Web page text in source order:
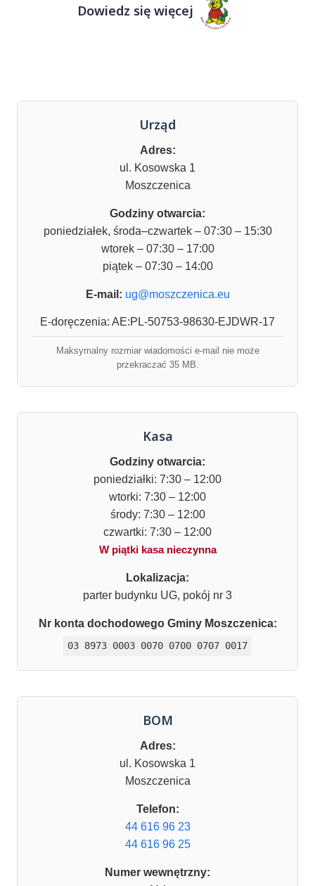
Dowiedz się więcej
Urząd
Adres:
ul. Kosowska 1
Moszczenica
Godziny otwarcia:
poniedziałek, środa–czwartek – 07:30 – 15:30
wtorek – 07:30 – 17:00
piątek – 07:30 – 14:00
E-mail: ug@moszczenica.eu
E-doręczenia: AE:PL-50753-98630-EJDWR-17
Maksymalny rozmiar wiadomości e-mail nie może
przekraczać 35 MB.
Kasa
Godziny otwarcia:
poniedziałki: 7:30 – 12:00
wtorki: 7:30 – 12:00
środy: 7:30 – 12:00
czwartki: 7:30 – 12:00
W piątki kasa nieczynna
Lokalizacja:
parter budynku UG, pokój nr 3
Nr konta dochodowego Gminy Moszczenica:
03 8973 0003 0070 0700 0707 0017
BOM
Adres:
ul. Kosowska 1
Moszczenica
Telefon:
44 616 96 23
44 616 96 25
Numer wewnętrzny: